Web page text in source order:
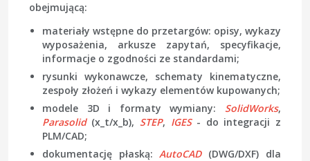
obejmującą:
materiały wstępne do przetargów: opisy, wykazy
wyposażenia, arkusze zapytań, specyfikacje,
informacje o zgodności ze standardami;
rysunki wykonawcze, schematy kinematyczne,
zespoły złożeń i wykazy elementów kupowanych;
modele 3D i formaty wymiany: SolidWorks,
Parasolid(x_t/x_b), STEP, IGES- do integracji z
PLM/CAD;
dokumentację płaską:AutoCAD(DWG/DXF) dla